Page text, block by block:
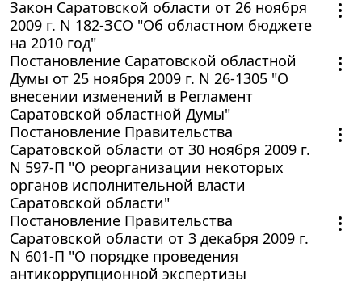
Закон Саратовской области от 26 ноября
2009 г. N 182-ЗСО "Об областном бюджете
на 2010 год"
Постановление Саратовской областной
Думы от 25 ноября 2009 г. N 26-1305 "О
внесении изменений в Регламент
Саратовской областной Думы"
Постановление Правительства
Саратовской области от 30 ноября 2009 г.
N 597-П "О реорганизации некоторых
органов исполнительной власти
Саратовской области"
Постановление Правительства
Саратовской области от 3 декабря 2009 г.
N 601-П "О порядке проведения
антикоррупционной экспертизы